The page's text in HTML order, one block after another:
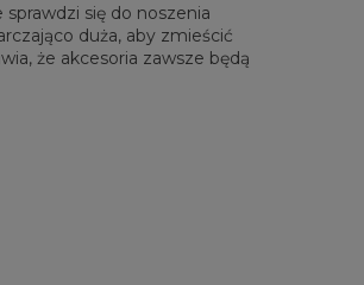
się do noszenia
duża, aby zmieścić
że akcesoria zawsze będą